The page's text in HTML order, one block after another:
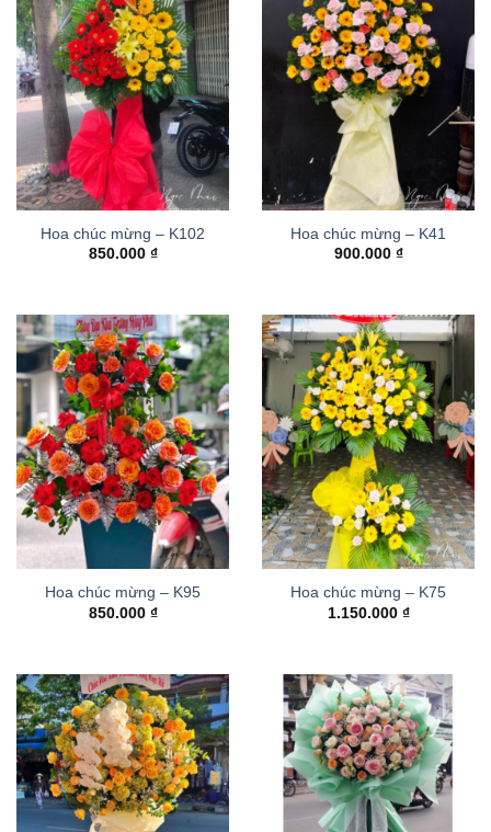
Hoa chúc mừng – K102
850.000 ₫
Hoa chúc mừng – K41
900.000 ₫
Hoa chúc mừng – K95
850.000 ₫
Hoa chúc mừng – K75
1.150.000 ₫